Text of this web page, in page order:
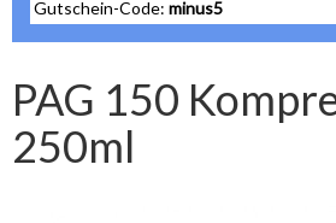
Gutschein-Code: minus5
PAG 150
250ml